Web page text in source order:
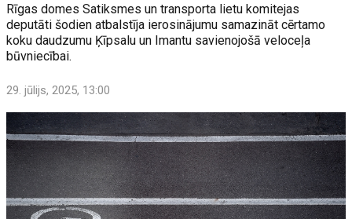
Rīgas domes Satiksmes un transporta lietu komitejas
deputāti šodien atbalstīja ierosinājumu samazināt cērtamo
koku daudzumu Ķīpsalu un Imantu savienojošā veloceļa
būvniecībai.
29. jūlijs, 2025, 13:00